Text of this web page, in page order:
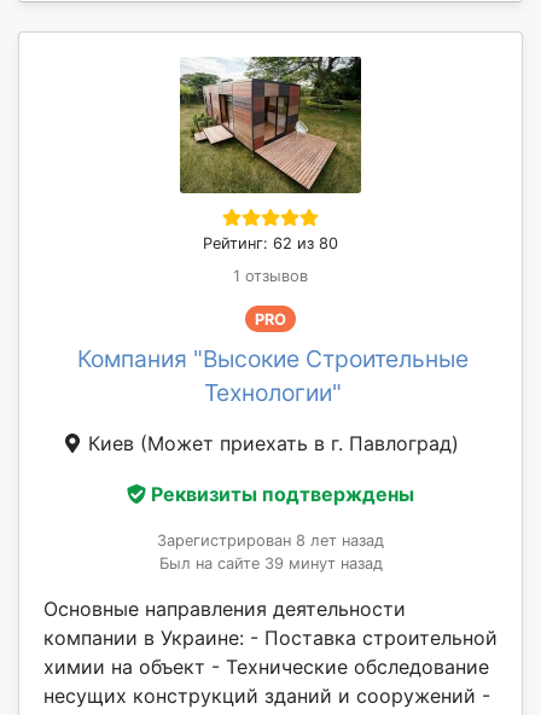
Рейтинг: 62 из 80
1 отзывов
PRO
Компания "Высокие Строительные
Технологии"
Киев (Может приехать в г. Павлоград)
Реквизиты подтверждены
Зарегистрирован 8 лет назад
Был на сайте 39 минут назад
Основные направления деятельности
компании в Украине: - Поставка строительной
химии на объект - Технические обследование
несущих конструкций зданий и сооружений -